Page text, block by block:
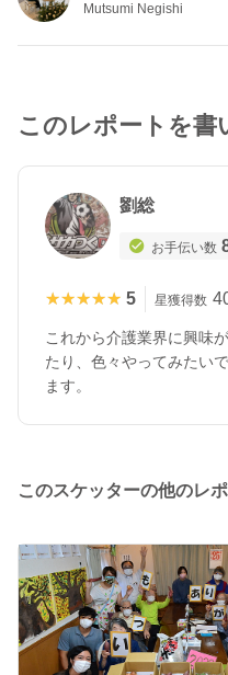
Mutsumi Negishi
このレポートを書
劉総
お手伝い数
★★★★★
★★★★★ 5 星獲得数
これから介護業界に興味
たり、色々やってみたい
ます。
このスケッターの他のレ